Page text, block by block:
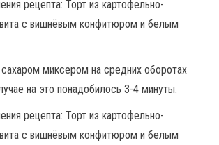
миксером на средних оборотах
на это понадобилось 3-4 минуты.